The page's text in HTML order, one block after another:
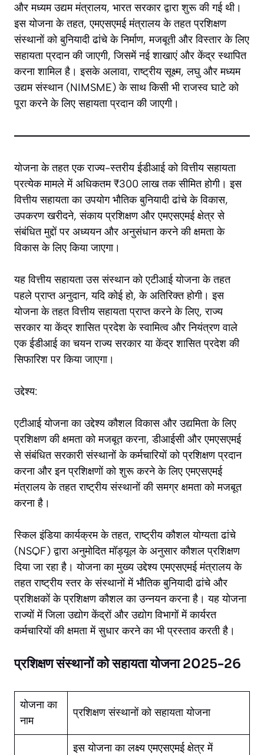
और मध्यम उद्यम मंत्रालय, भारत सरकार द्वारा शुरू की गई थी।
इस योजना के तहत, एमएसएमई मंत्रालय के तहत प्रशिक्षण
संस्थानों को बुनियादी ढांचे के निर्माण, मजबूती और विस्तार के लिए
सहायता प्रदान की जाएगी, जिसमें नई शाखाएं और केंद्र स्थापित
करना शामिल है। इसके अलावा, राष्ट्रीय सूक्ष्म, लघु और मध्यम
उद्यम संस्थान (NIMSME) के साथ किसी भी राजस्व घाटे को
पूरा करने के लिए सहायता प्रदान की जाएगी।
योजना के तहत एक राज्य-स्तरीय ईडीआई को वित्तीय सहायता
प्रत्येक मामले में अधिकतम ₹300 लाख तक सीमित होगी। इस
वित्तीय सहायता का उपयोग भौतिक बुनियादी ढांचे के विकास,
उपकरण खरीदने, संकाय प्रशिक्षण और एमएसएमई क्षेत्र से
संबंधित मुद्दों पर अध्ययन और अनुसंधान करने की क्षमता के
विकास के लिए किया जाएगा।
यह वित्तीय सहायता उस संस्थान को एटीआई योजना के तहत
पहले प्राप्त अनुदान, यदि कोई हो, के अतिरिक्त होगी। इस
योजना के तहत वित्तीय सहायता प्राप्त करने के लिए, राज्य
सरकार या केंद्र शासित प्रदेश के स्वामित्व और नियंत्रण वाले
एक ईडीआई का चयन राज्य सरकार या केंद्र शासित प्रदेश की
सिफारिश पर किया जाएगा।
उद्देश्य:
एटीआई योजना का उद्देश्य कौशल विकास और उद्यमिता के लिए
प्रशिक्षण की क्षमता को मजबूत करना, डीआईसी और एमएसएमई
से संबंधित सरकारी संस्थानों के कर्मचारियों को प्रशिक्षण प्रदान
करना और इन प्रशिक्षणों को शुरू करने के लिए एमएसएमई
मंत्रालय के तहत राष्ट्रीय संस्थानों की समग्र क्षमता को मजबूत
करना है।
स्किल इंडिया कार्यक्रम के तहत, राष्ट्रीय कौशल योग्यता ढांचे
(NSQF) द्वारा अनुमोदित मॉड्यूल के अनुसार कौशल प्रशिक्षण
दिया जा रहा है। योजना का मुख्य उद्देश्य एमएसएमई मंत्रालय के
तहत राष्ट्रीय स्तर के संस्थानों में भौतिक बुनियादी ढांचे और
प्रशिक्षकों के प्रशिक्षण कौशल का उन्नयन करना है। यह योजना
राज्यों में जिला उद्योग केंद्रों और उद्योग विभागों में कार्यरत
कर्मचारियों की क्षमता में सुधार करने का भी प्रस्ताव करती है।
प्रशिक्षण संस्थानों को सहायता योजना 2025-26
योजना का
नाम
प्रशिक्षण संस्थानों को सहायता योजना
इस योजना का लक्ष्य एमएसएमई क्षेत्र में